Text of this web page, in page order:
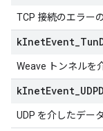
TCP 接続のエラー
kInetEvent Tun
Weave トンネルを
kInetEvent
UDP を介したデー